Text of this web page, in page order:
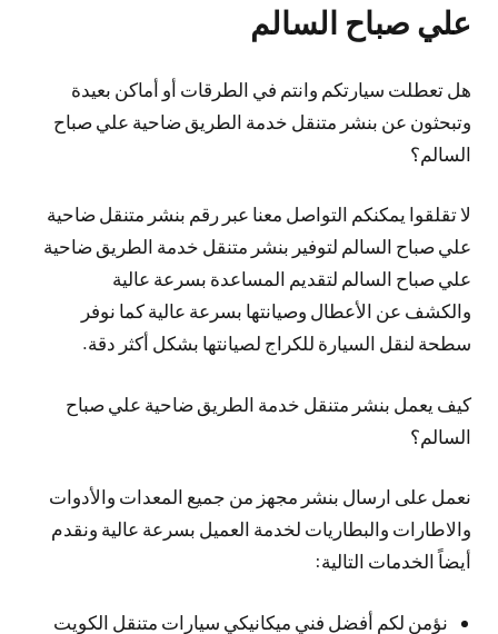
علي صباح السالم
هل تعطلت سيارتكم وانتم في الطرقات أو أماكن بعيدة
وتبحثون عن بنشر متنقل خدمة الطريق ضاحية علي صباح
السالم؟
لا تقلقوا يمكنكم التواصل معنا عبر رقم بنشر متنقل ضاحية
علي صباح السالم لتوفير بنشر متنقل خدمة الطريق ضاحية
علي صباح السالم لتقديم المساعدة بسرعة عالية
والكشف عن الأعطال وصيانتها بسرعة عالية كما نوفر
سطحة لنقل السيارة للكراج لصيانتها بشكل أكثر دقة.
كيف يعمل بنشر متنقل خدمة الطريق ضاحية علي صباح
السالم؟
نعمل على ارسال بنشر مجهز من جميع المعدات والأدوات
والاطارات والبطاريات لخدمة العميل بسرعة عالية ونقدم
أيضاً الخدمات التالية:
نؤمن لكم أفضل فني ميكانيكي سيارات متنقل الكويت